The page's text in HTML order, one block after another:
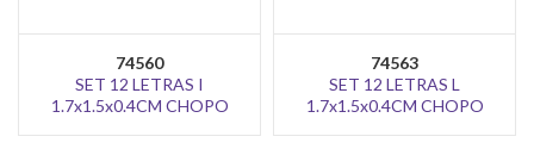
74560
SET 12 LETRAS I
1.7x1.5x0.4CM CHOPO
74563
SET 12 LETRAS L
1.7x1.5x0.4CM CHOPO